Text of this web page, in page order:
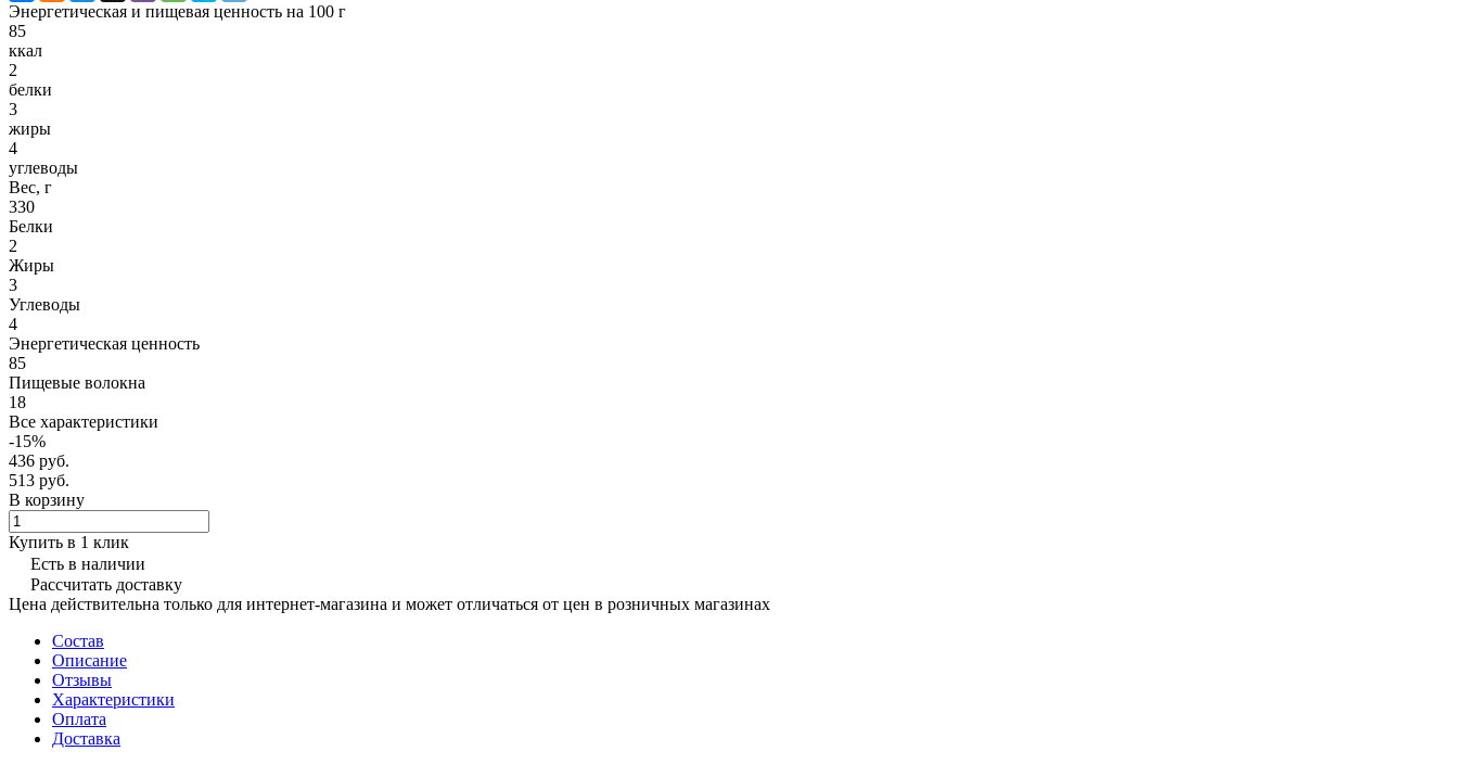
Энергетическая и пищевая ценность на 100 г
85
ккал
2
белки
3
жиры
4
углеводы
Вес, г
330
Белки
2
Жиры
3
Углеводы
4
Энергетическая ценность
85
Пищевые волокна
18
Все характеристики
-15%
436 руб.
513 руб.
В корзину
Купить в 1 клик
Есть в наличии
Рассчитать доставку
Цена действительна только для интернет-магазина и может отличаться от цен в розничных магазинах
Состав
Описание
Отзывы
Характеристики
Оплата
Доставка